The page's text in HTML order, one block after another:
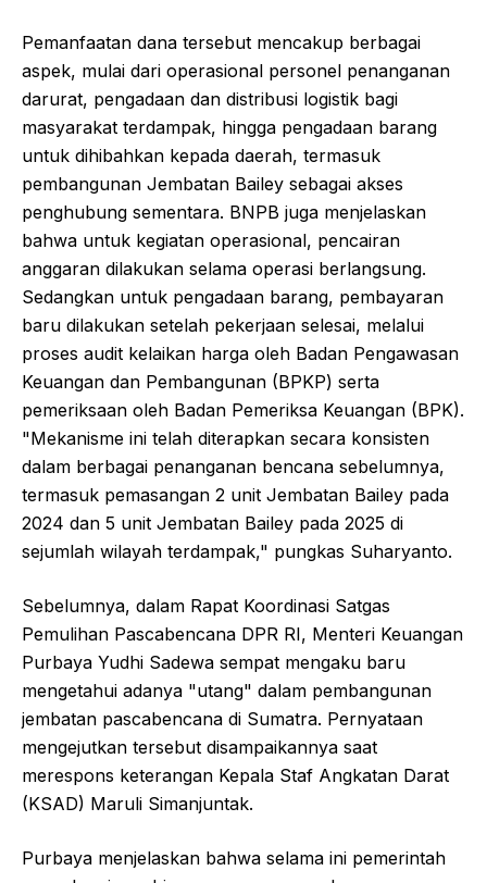
Pemanfaatan dana tersebut mencakup berbagai
aspek, mulai dari operasional personel penanganan
darurat, pengadaan dan distribusi logistik bagi
masyarakat terdampak, hingga pengadaan barang
untuk dihibahkan kepada daerah, termasuk
pembangunan Jembatan Bailey sebagai akses
penghubung sementara. BNPB juga menjelaskan
bahwa untuk kegiatan operasional, pencairan
anggaran dilakukan selama operasi berlangsung.
Sedangkan untuk pengadaan barang, pembayaran
baru dilakukan setelah pekerjaan selesai, melalui
proses audit kelaikan harga oleh Badan Pengawasan
Keuangan dan Pembangunan (BPKP) serta
pemeriksaan oleh Badan Pemeriksa Keuangan (BPK).
"Mekanisme ini telah diterapkan secara konsisten
dalam berbagai penanganan bencana sebelumnya,
termasuk pemasangan 2 unit Jembatan Bailey pada
2024 dan 5 unit Jembatan Bailey pada 2025 di
sejumlah wilayah terdampak," pungkas Suharyanto.
Sebelumnya, dalam Rapat Koordinasi Satgas
Pemulihan Pascabencana DPR RI, Menteri Keuangan
Purbaya Yudhi Sadewa sempat mengaku baru
mengetahui adanya "utang" dalam pembangunan
jembatan pascabencana di Sumatra. Pernyataan
mengejutkan tersebut disampaikannya saat
merespons keterangan Kepala Staf Angkatan Darat
(KSAD) Maruli Simanjuntak.
Purbaya menjelaskan bahwa selama ini pemerintah